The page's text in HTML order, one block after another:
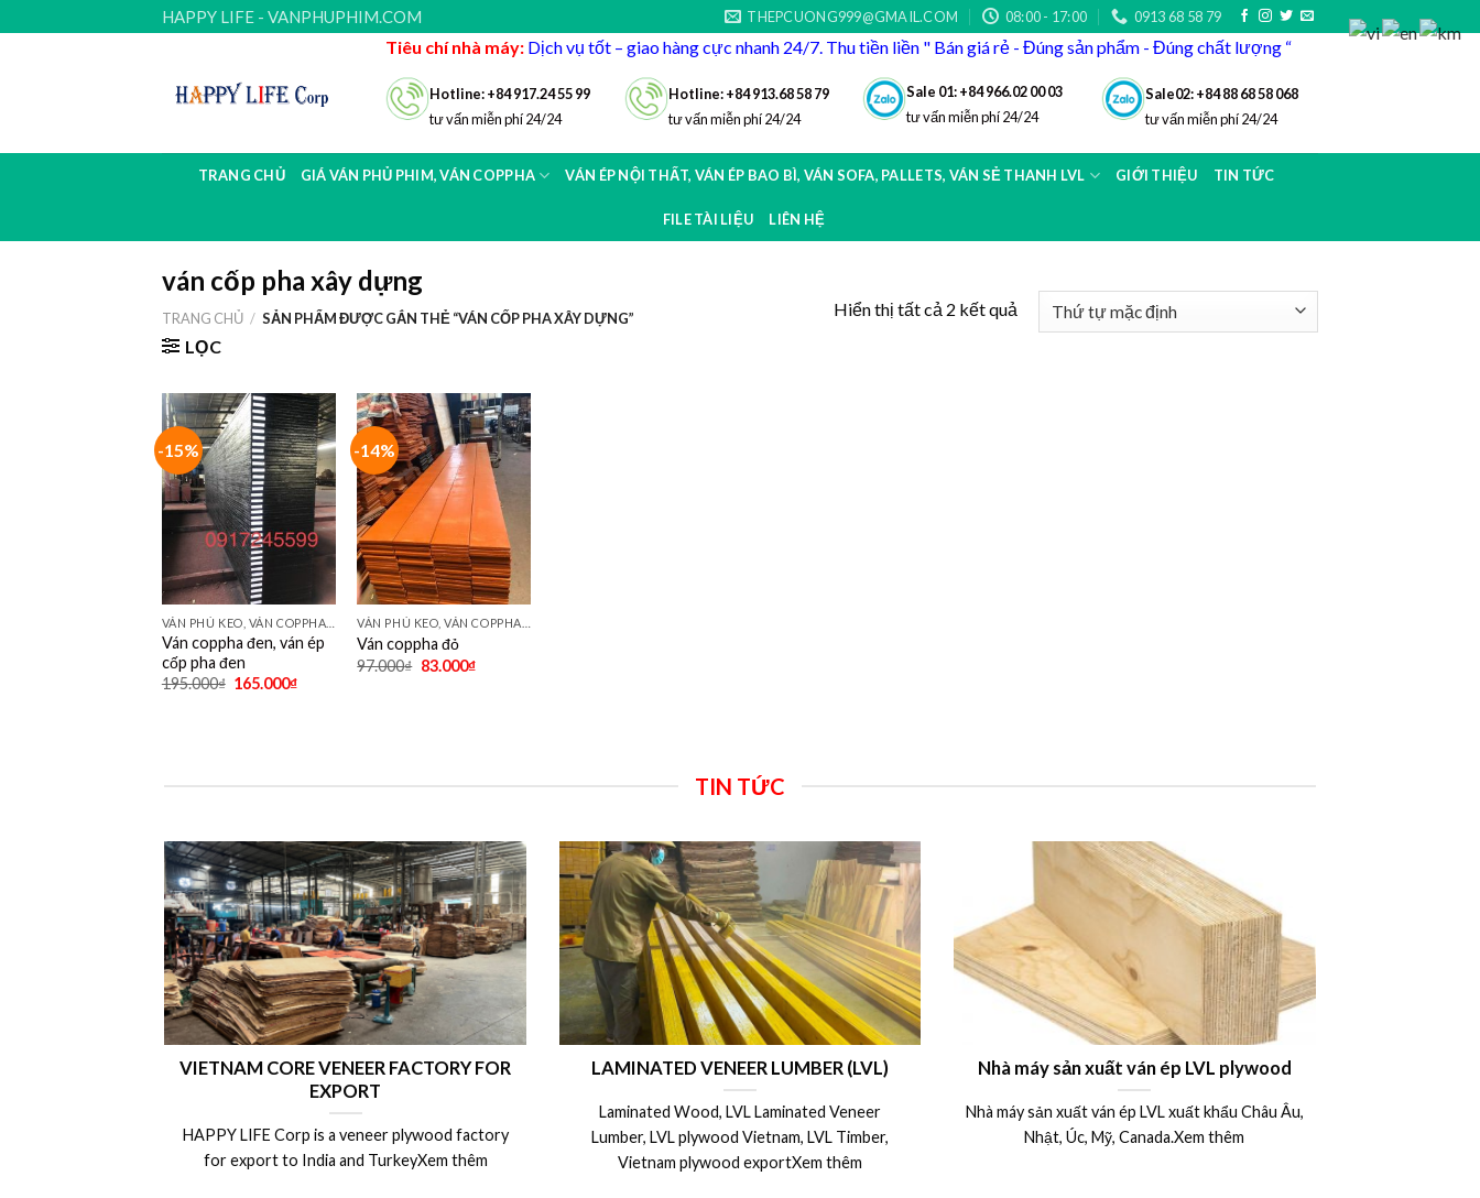
to
HAPPY LIFE - VANPHUPHIM.COM THEPCUONG999@GMAIL.COM 08:00 - 17:00 0913 68 58 79
Tiêu chí nhà máy: Dịch vụ tốt – giao hàng cực nhanh 24/7. Thu tiền liền " Bán giá rẻ - Đúng sản phẩm - Đúng chất lượng “
Hotline: +84 917.24 55 99
tư vấn miễn phí 24/24
Hotline: +84 913.68 58 79
tư vấn miễn phí 24/24
Sale 01: +84966.02 00 03
tư vấn miễn phí 24/24
Sale02: +84 88 68 58 068
tư vấn miễn phí 24/24
TRANG CHỦ GIÁ VÁN PHỦ PHIM, VÁN COPPHA VÁN ÉP NỘI THẤT, VÁN ÉP BAO BÌ, VÁN SOFA, PALLETS, VÁN SẺ THANH LVL GIỚI THIỆU TIN TỨC
FILE TÀI LIỆU LIÊN HỆ
ván cốp pha xây dựng
TRANG CHỦ / SẢN PHẨM ĐƯỢC GẮN THẺ “VÁN CỐP PHA XÂY DỰNG”
LỌC
Hiển thị tất cả 2 kết quả
-15%
Ván coppha đen, ván ép
cốp pha đen
195.000₫ 165.000₫
-14%
Ván coppha đỏ
97.000₫ 83.000₫
TIN TỨC
VIETNAM CORE VENEER FACTORY FOR
EXPORT
HAPPY LIFE Corp is a veneer plywood factory
for export to India and TurkeyXem thêm
LAMINATED VENEER LUMBER (LVL)
Laminated Wood, LVL Laminated Veneer
Lumber, LVL plywood Vietnam, LVL Timber,
Vietnam plywood exportXem thêm
Nhà máy sản xuất ván ép LVL plywood
Nhà máy sản xuất ván ép LVL xuất khẩu Châu Âu,
Nhật, Úc, Mỹ, Canada.Xem thêm